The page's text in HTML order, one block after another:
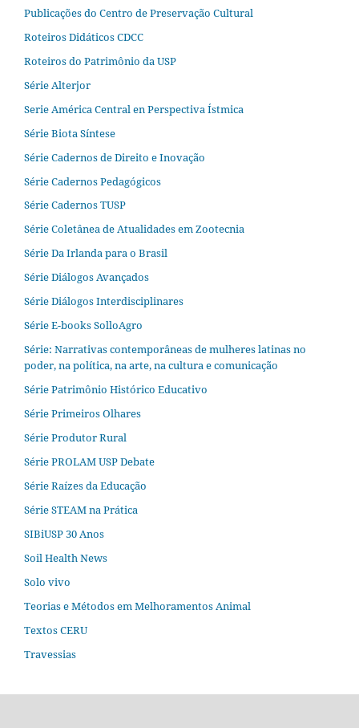
Publicações do Centro de Preservação Cultural
Roteiros Didáticos CDCC
Roteiros do Patrimônio da USP
Série Alterjor
Serie América Central en Perspectiva Ístmica
Série Biota Síntese
Série Cadernos de Direito e Inovação
Série Cadernos Pedagógicos
Série Cadernos TUSP
Série Coletânea de Atualidades em Zootecnia
Série Da Irlanda para o Brasil
Série Diálogos Avançados
Série Diálogos Interdisciplinares
Série E-books SolloAgro
Série: Narrativas contemporâneas de mulheres latinas no
poder, na política, na arte, na cultura e comunicação
Série Patrimônio Histórico Educativo
Série Primeiros Olhares
Série Produtor Rural
Série PROLAM USP Debate
Série Raízes da Educação
Série STEAM na Prática
SIBiUSP 30 Anos
Soil Health News
Solo vivo
Teorias e Métodos em Melhoramentos Animal
Textos CERU
Travessias